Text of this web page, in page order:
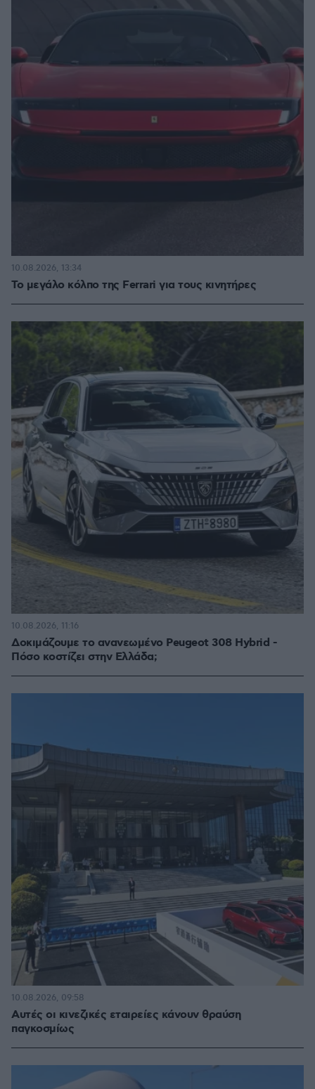
Το μεγάλο κόλπο της Ferrari για τους κινητήρες
10.08.2026, 13:34
Δοκιμάζουμε το ανανεωμένο Peugeot 308 Hybrid -
Πόσο κοστίζει στην Ελλάδα;
10.08.2026, 11:16
Αυτές οι κινεζικές εταιρείες κάνουν θραύση
παγκοσμίως
10.08.2026, 09:58